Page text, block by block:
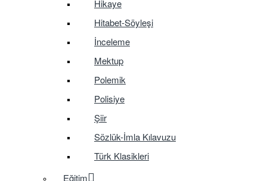
Hikaye
Hitabet-Söyleşi
İnceleme
Mektup
Polemik
Polisiye
Şiir
Sözlük-İmla Kılavuzu
Türk Klasikleri
Eğitim